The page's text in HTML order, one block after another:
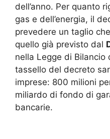
dell’anno. Per quanto
gas e dell’energia, il
prevedere un taglio
quello già previsto dal
nella Legge di Bilancio
tassello del decreto
imprese: 800 milioni
miliardo di fondo di
bancarie.